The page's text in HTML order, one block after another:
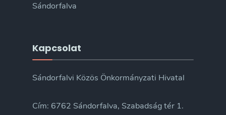
Sándorfalva
Kapcsolat
Sándorfalvi Közös Önkormányzati Hivatal
Cím: 6762 Sándorfalva, Szabadság tér 1.